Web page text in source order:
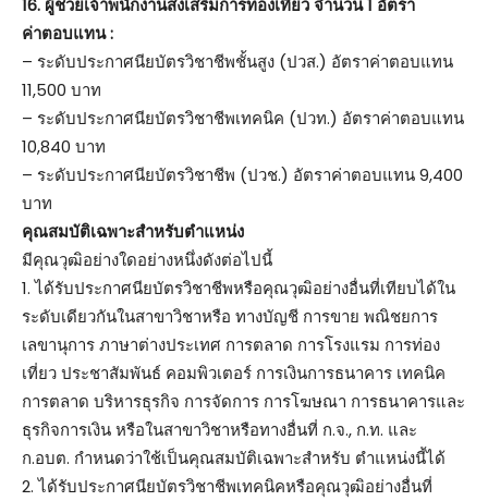
ค่าตอบแทน :
– ระดับประกาศนียบัตรวิชาชีพชั้นสูง (ปวส.) อัตราค่าตอบแทน
11,500 บาท
– ระดับประกาศนียบัตรวิชาชีพเทคนิค (ปวท.) อัตราค่าตอบแทน
10,840 บาท
– ระดับประกาศนียบัตรวิชาชีพ (ปวช.) อัตราค่าตอบแทน 9,400
บาท
คุณสมบัติเฉพาะสำหรับตำแหน่ง
มีคุณวุฒิอย่างใดอย่างหนึ่งดังต่อไปนี้
1. ได้รับประกาศนียบัตรวิชาชีพหรือคุณวุฒิอย่างอื่นที่เทียบได้ใน
ระดับเดียวกันในสาขาวิชาหรือ ทางบัญชี การขาย พณิชยการ
เลขานุการ ภาษาต่างประเทศ การตลาด การโรงแรม การท่อง
เที่ยว ประชาสัมพันธ์ คอมพิวเตอร์ การเงินการธนาคาร เทคนิค
การตลาด บริหารธุรกิจ การจัดการ การโฆษณา การธนาคารและ
ธุรกิจการเงิน หรือในสาขาวิชาหรือทางอื่นที่ ก.จ., ก.ท. และ
ก.อบต. กำหนดว่าใช้เป็นคุณสมบัติเฉพาะสำหรับ ตำแหน่งนี้ได้
2. ได้รับประกาศนียบัตรวิชาชีพเทคนิคหรือคุณวุฒิอย่างอื่นที่